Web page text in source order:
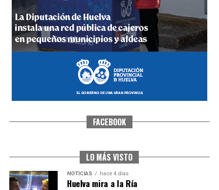
4º DÍA DE LAS FIESTAS COLOMBINAS 2026
hace 5 días·Huelvatv
SEXTA CORRIDA DE LAS FIESTAS COLOMBINAS
FACEBOOK
LO MÁS VISTO
NOTICIAS hace 4 días
Huelva mira a la Ría